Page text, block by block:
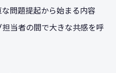
問題提起から始まる内容
当者の間で大きな共感を呼